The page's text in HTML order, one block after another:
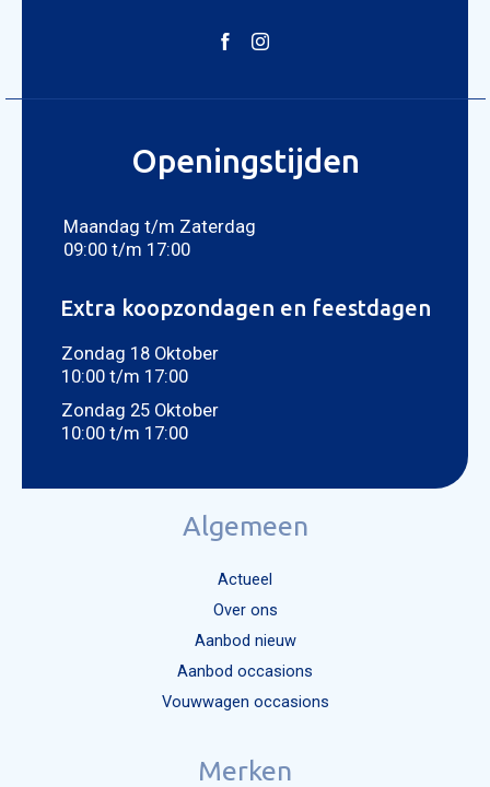
Openingstijden
Maandag t/m Zaterdag
09:00 t/m 17:00
Extra koopzondagen en feestdagen
Zondag 18 Oktober
10:00 t/m 17:00
Zondag 25 Oktober
10:00 t/m 17:00
Algemeen
Actueel
Over ons
Aanbod nieuw
Aanbod occasions
Vouwwagen occasions
Merken